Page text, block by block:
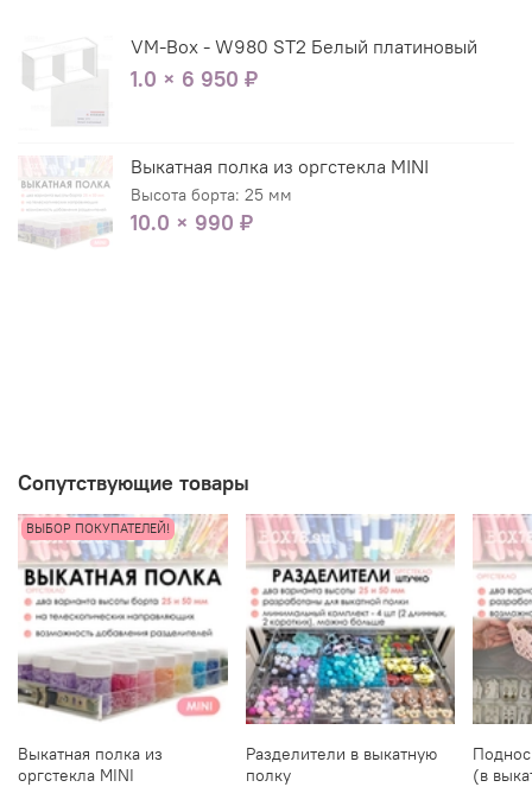
VM-Box - W980 ST2 Белый платиновый
1.0 × 6 950 ₽
Выкатная полка из оргстекла MINI
Высота борта: 25 мм
10.0 × 990 ₽
Сопутствующие товары
ВЫБОР ПОКУПАТЕЛЕЙ!
Выкатная полка из
оргстекла MINI
Разделители в выкатную
полку
(в